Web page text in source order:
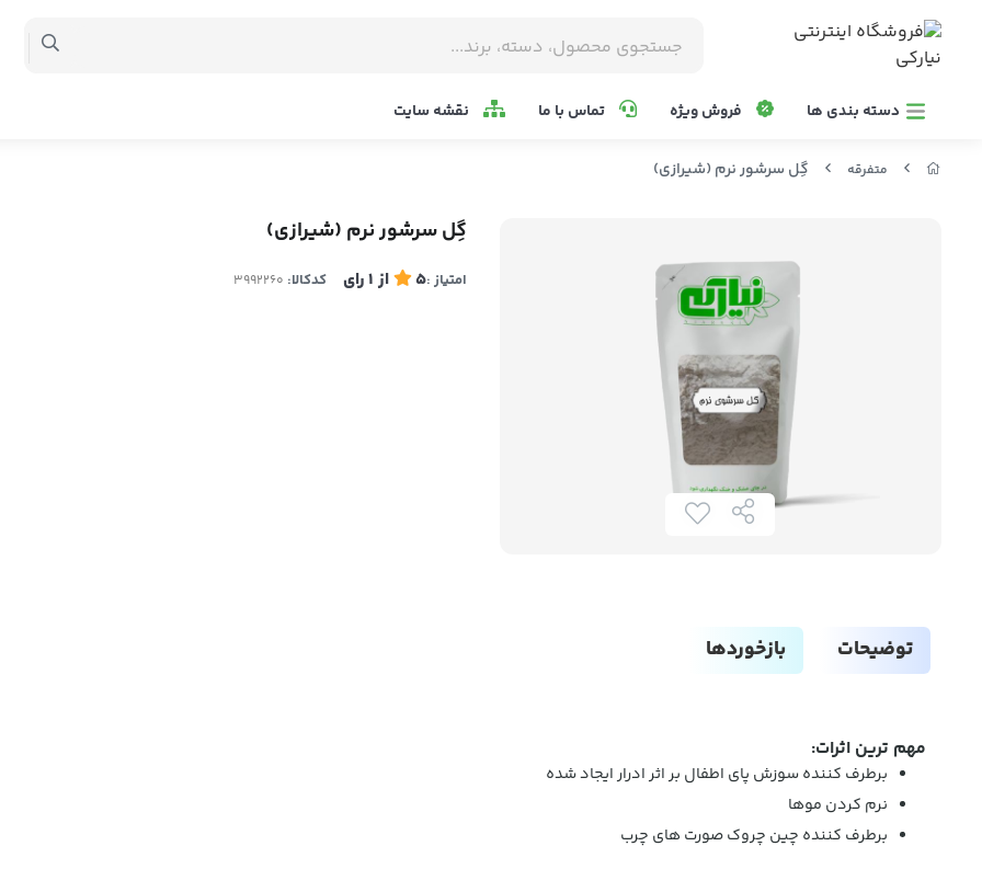
دسته بندی ها فروش ویژه تماس با ما نقشه سایت
متفرقه گِل سرشور نرم (شیرازی)
گِل سرشور نرم (شیرازی)
امتیاز :5 از 1رای کدکالا:
توضیحات بازخوردها
مهم ترین اثرات:
برطرف کننده سوزش پای اطفال بر اثر ادرار ایجاد شده
نرم کردن موها
برطرف کننده چین چروک صورت های چرب